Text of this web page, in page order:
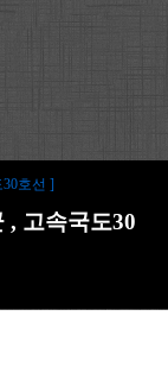
호선 ]
, 고속국도30